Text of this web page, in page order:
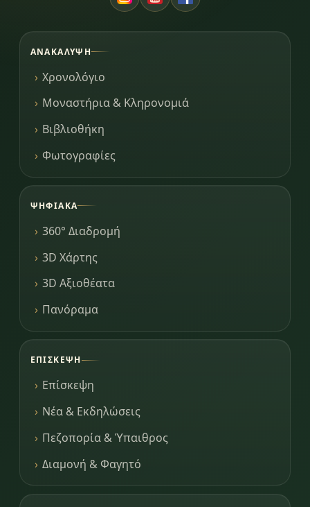
ΑΝΑΚΆΛΥΨΗ
Χρονολόγιο
Μοναστήρια & Κληρονομιά
Βιβλιοθήκη
Φωτογραφίες
ΨΗΦΙΑΚΆ
360° Διαδρομή
3D Χάρτης
3D Αξιοθέατα
Πανόραμα
ΕΠΊΣΚΕΨΗ
Επίσκεψη
Νέα & Εκδηλώσεις
Πεζοπορία & Ύπαιθρος
Διαμονή & Φαγητό